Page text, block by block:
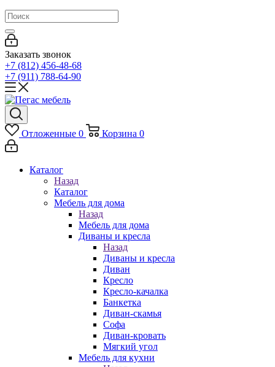
Заказать звонок
+7 (812) 456-48-68
+7 (911) 788-64-90
Отложенные 0 Корзина 0
Каталог
Назад
Каталог
Мебель для дома
Назад
Мебель для дома
Диваны и кресла
Назад
Диваны и кресла
Диван
Кресло
Кресло-качалка
Банкетка
Диван-скамья
Софа
Диван-кровать
Мягкий угол
Мебель для кухни